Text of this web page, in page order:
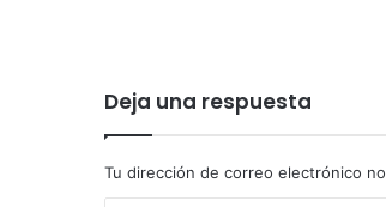
Deja una respuesta
Tu dirección de correo electrónico